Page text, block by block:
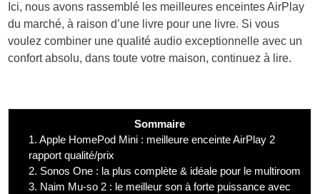
Ici, nous avons rassemblé les meilleures enceintes AirPlay
du marché, à raison d’une livre pour une livre. Si vous
voulez combiner une qualité audio exceptionnelle avec un
confort absolu, dans toute votre maison, continuez à lire.
Sommaire
1. Apple HomePod Mini : meilleure enceinte AirPlay 2
rapport qualité/prix
2. Sonos One : la plus complète & idéale pour le multiroom
3. Naim Mu-so 2 : le meilleur son à forte puissance avec